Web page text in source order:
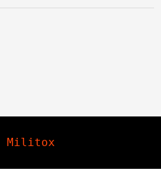
Militox